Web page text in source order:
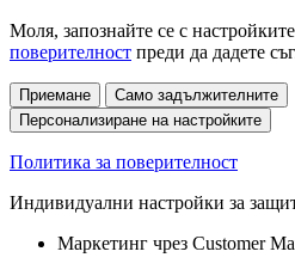
Моля, запознайте се с
поверителност преди да дадете
Приемане
Само задължителните
Персонализиране на настройките
Политика за поверителност
Индивидуални настройки за
Маркетинг чрез Customer